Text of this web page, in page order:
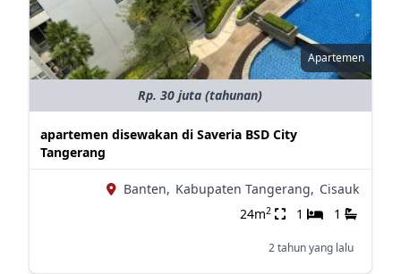
Apartemen
Rp. 30 juta (tahunan)
apartemen disewakan di Saveria BSD City
Tangerang
Banten, Kabupaten Tangerang, Cisauk
24m2 1 1
2 tahun yang lalu